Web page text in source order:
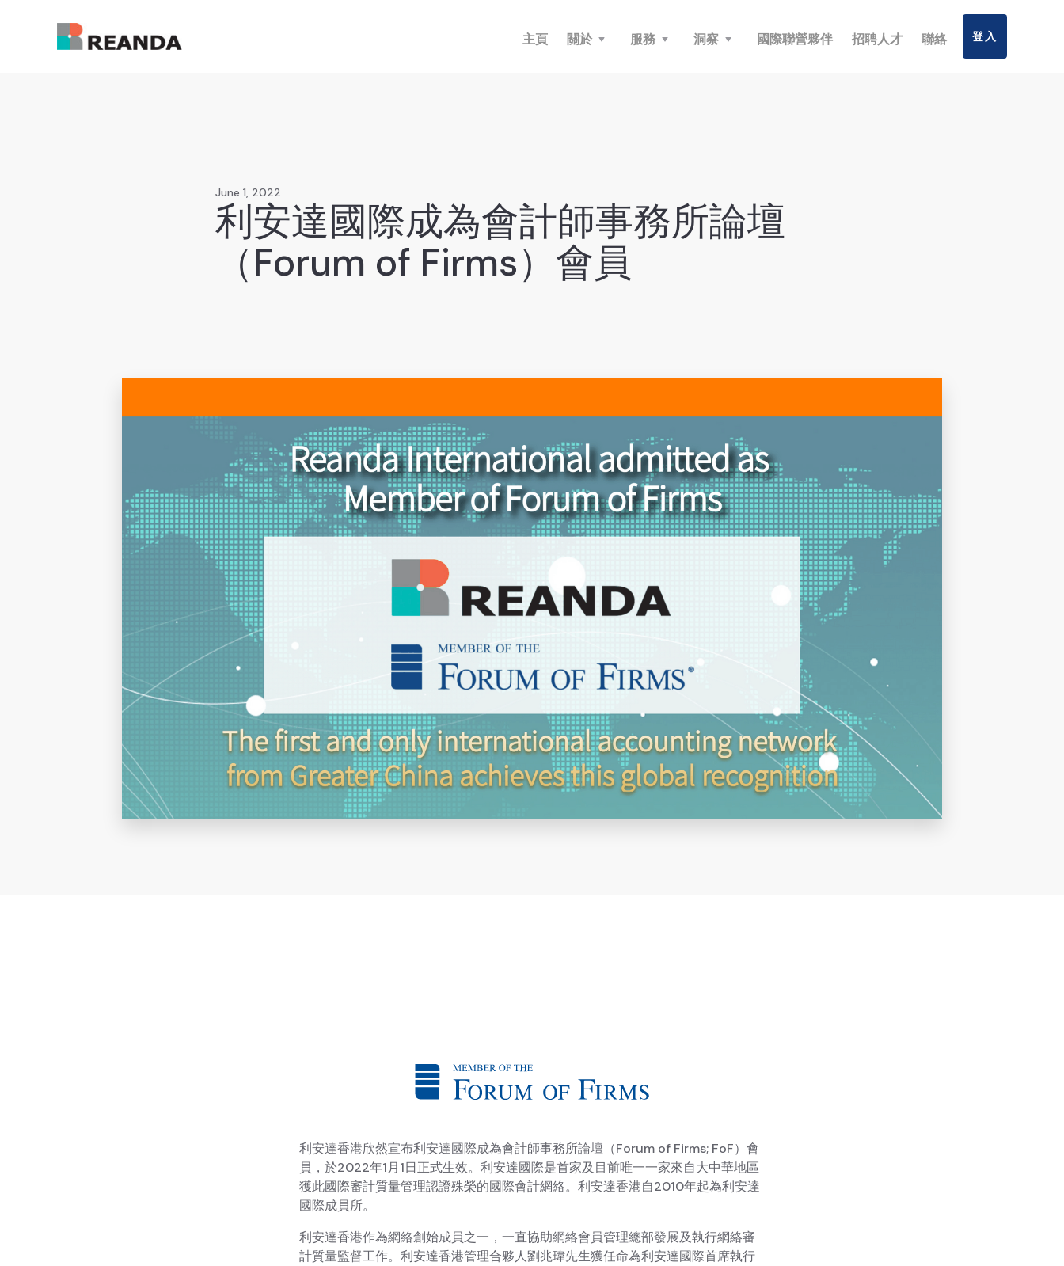
主頁 關於 服務 洞察 國際聯營夥伴 招聘人才 聯絡 登入
June 1, 2022
利安達國際成為會計師事務所論壇
（Forum of Firms）會員
利安達香港欣然宣布利安達國際成為會計師事務所論壇（Forum of Firms; FoF）會
員，於2022年1月1日正式生效。利安達國際是首家及目前唯一一家來自大中華地區
獲此國際審計質量管理認證殊榮的國際會計網絡。利安達香港自2010年起為利安達
國際成員所。
利安達香港作為網絡創始成員之一，一直協助網絡會員管理總部發展及執行網絡審
計質量監督工作。利安達香港管理合夥人劉兆瑋先生獲任命為利安達國際首席執行